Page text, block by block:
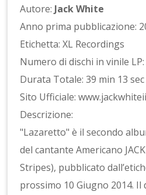
Autore: Jack White
Anno prima pubblicazione:
Etichetta: XL Recordings
Numero di dischi in vinile LP:
Durata Totale: 39 min 13 sec
Sito Ufficiale:
Descrizione:
"Lazaretto" è il secondo
del cantante Americano
Stripes), pubblicato
prossimo 10 Giugno 2014. Il